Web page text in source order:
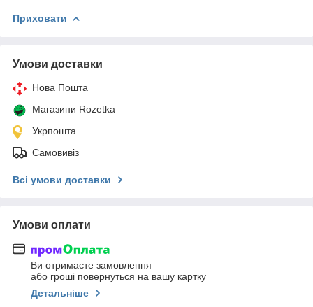
Приховати
Умови доставки
Нова Пошта
Магазини Rozetka
Укрпошта
Самовивіз
Всі умови доставки
Умови оплати
Ви отримаєте замовлення
або гроші повернуться на вашу картку
Детальніше